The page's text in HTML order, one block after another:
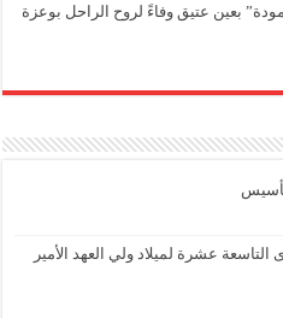
بعين عتيق وفاءً لروح الراحل بوعزة
عشرة لميلاد ولي العهد الأمير